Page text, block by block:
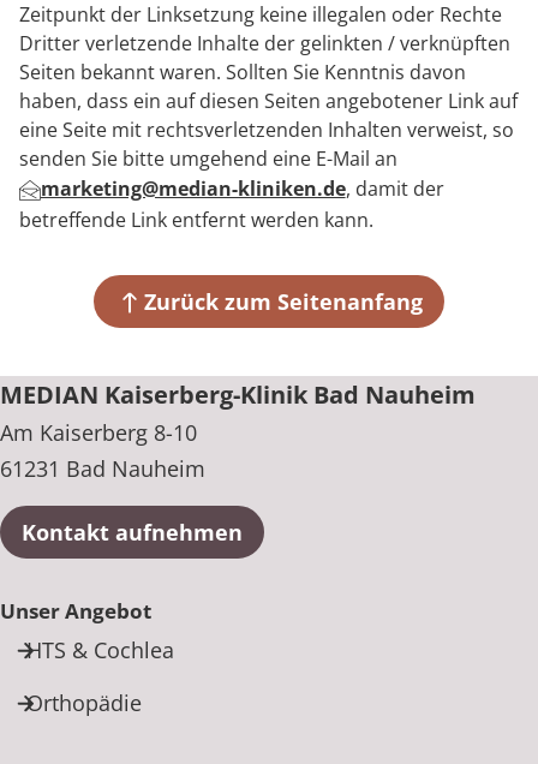
Zeitpunkt der Linksetzung keine illegalen oder Rechte
Dritter verletzende Inhalte der gelinkten / verknüpften
Seiten bekannt waren. Sollten Sie Kenntnis davon
haben, dass ein auf diesen Seiten angebotener Link auf
eine Seite mit rechtsverletzenden Inhalten verweist, so
senden Sie bitte umgehend eine E-Mail an
marketing@median-kliniken.de, damit der
betreffende Link entfernt werden kann.
Zurück zum Seitenanfang
MEDIAN Kaiserberg-Klinik Bad Nauheim
Am Kaiserberg 8-10
61231 Bad Nauheim
Kontakt aufnehmen
Unser Angebot
HTS & Cochlea
Orthopädie